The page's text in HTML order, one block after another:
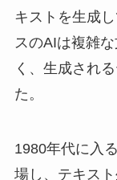
キストを生成
スのAIは複雑
く、生成され
た。
1980年代に入
場し、テキス